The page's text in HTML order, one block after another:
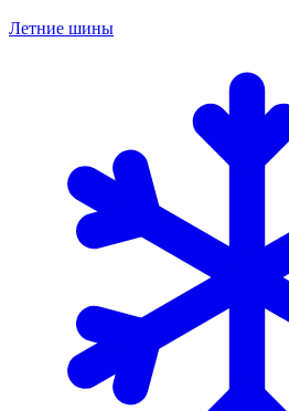
Летние шины